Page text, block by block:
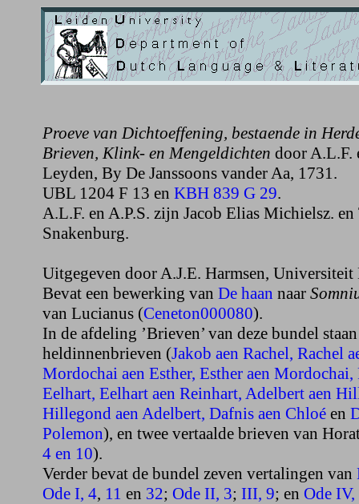
Proeve van Dichtoeffening, bestaende in
Brieven, Klink- en Mengeldichten door A.L.F.
Leyden, By De Janssoons vander Aa, 1731.
UBL 1204 F 13 en KBH 839 G 29.
A.L.F. en A.P.S. zijn Jacob Elias Michielsz.
Snakenburg.
Uitgegeven door A.J.E. Harmsen, Universiteit
Bevat een bewerking van De haan naar
van Lucianus (Ceneton000080).
In de afdeling ’Brieven’ van deze bundel
heldinnenbrieven (Jakob aen Rachel, Rachel
Mordochai aen Esther, Esther aen Mordochai,
Eelhart, Eelhart aen Reinhart, Adelbert aen
Hillegond aen Adelbert, Dafnis aen Chloé en
Polemon), en twee vertaalde brieven van
4 en 10).
Verder bevat de bundel zeven vertalingen van
Ode I, 4, 11 en 32; Ode II, 3; III, 9; en Ode IV,